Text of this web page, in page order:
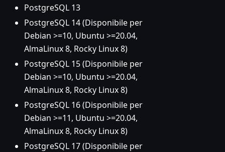
PostgreSQL 13
PostgreSQL 14 (Disponibile per
Debian >=10, Ubuntu >=20.04,
AlmaLinux 8, Rocky Linux 8)
PostgreSQL 15 (Disponibile per
Debian >=10, Ubuntu >=20.04,
AlmaLinux 8, Rocky Linux 8)
PostgreSQL 16 (Disponibile per
Debian >=11, Ubuntu >=20.04,
AlmaLinux 8, Rocky Linux 8)
PostgreSQL 17 (Disponibile per